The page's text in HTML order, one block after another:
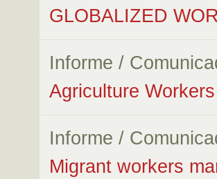
GLOBALIZED
Informe /
Agriculture
Informe /
Migrant workers